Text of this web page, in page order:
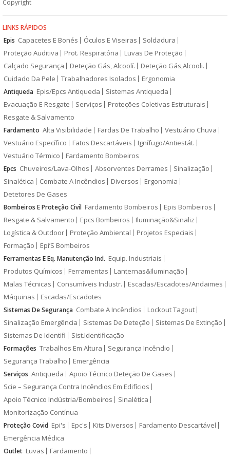
Copyright
LINKS RÁPIDOS
Epis Capacetes E Bonés Óculos E Viseiras
Soldadura
Proteção Auditiva
Prot. Respiratória
Luvas De Proteção
Calçado Segurança
Deteção Gás, Alcoolí.
Deteção Gás,Alcooli.
Cuidado Da Pele
Trabalhadores Isolados Ergonomia
Antiqueda Epis/Epcs Antiqueda
Sistemas Antiqueda
Evacuação E Resgate
Serviços
Proteções Coletivas Estruturais
Resgate & Salvamento
Fardamento Alta Visibilidade Fardas De Trabalho
Vestuário Chuva
Vestuário Específico
Fatos Descartáveis
Ignífugo/Antiestát.
Vestuário Térmico
Fardamento Bombeiros
Epcs Chuveiros/Lava-Olhos Absorventes Derrames
Sinalização
Sinalética
Combate A Incêndios Diversos
Ergonomia
Detetores De Gases
Bombeiros E Proteção Civil Fardamento Bombeiros
Epis Bombeiros
Resgate & Salvamento
Epcs Bombeiros
Iluminação&Sinaliz
Logística & Outdoor
Proteção Ambiental
Projetos Especiais
Formação
Epi’S Bombeiros
Ferramentas E Eq. Manutenção Ind. Equip. Industriais
Produtos Químicos
Ferramentas
Lanternas&Iluminação
Malas Técnicas
Consumíveis Industr.
Escadas/Escadotes/Andaimes
Máquinas
Escadas/Escadotes
Sistemas De Segurança Combate A Incêndios
Lockout Tagout
Sinalização Emergência
Sistemas De Deteção
Sistemas De Extinção
Sistemas De Identifi
Sist.Identificação
Formações Trabalhos Em Altura
Segurança Incêndio
Segurança Trabalho
Emergência
Serviços Antiqueda
Apoio Técnico Deteção De Gases
Scie – Segurança Contra Incêndios Em Edifícios
Apoio Técnico Indústria/Bombeiros
Sinalética
Monitorização Contínua
Proteção Covid Epi's Epc's Kits Diversos
Fardamento Descartável
Emergência Médica
Outlet Luvas
Fardamento